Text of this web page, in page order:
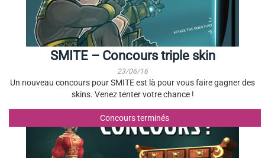
SMITE – Concours triple skin
23/06/16
Un nouveau concours pour SMITE est là pour vous faire gagner des
skins. Venez tenter votre chance !
Concours terminés